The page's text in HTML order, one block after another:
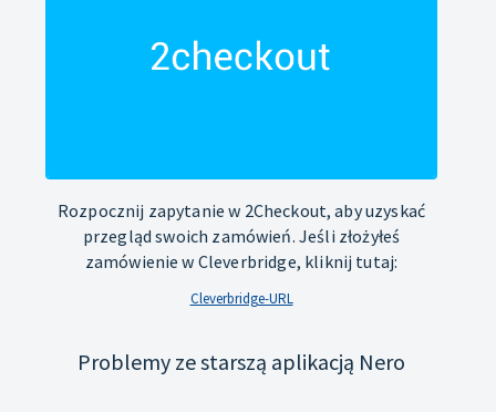
Rozpocznij zapytanie w 2Checkout, aby uzyskać
przegląd swoich zamówień. Jeśli złożyłeś
zamówienie w Cleverbridge, kliknij tutaj:
Cleverbridge-URL
Problemy ze starszą aplikacją Nero